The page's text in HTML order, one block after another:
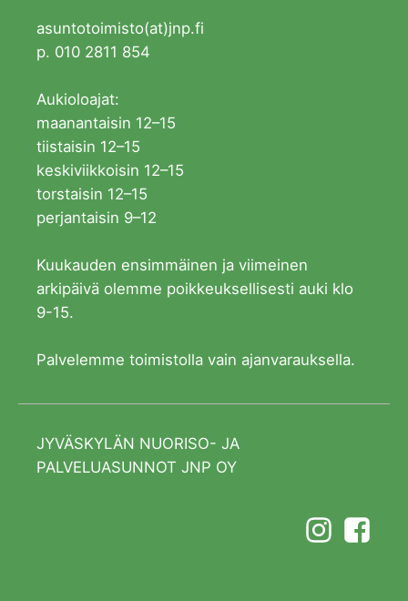
asuntotoimisto(at)jnp.fi
p. 010 2811 854
Aukioloajat:
maanantaisin 12–15
tiistaisin 12–15
keskiviikkoisin 12–15
torstaisin 12–15
perjantaisin 9–12
Kuukauden ensimmäinen ja viimeinen
arkipäivä olemme poikkeuksellisesti auki klo
9-15.
Palvelemme toimistolla vain ajanvarauksella.
JYVÄSKYLÄN NUORISO- JA
PALVELUASUNNOT JNP OY